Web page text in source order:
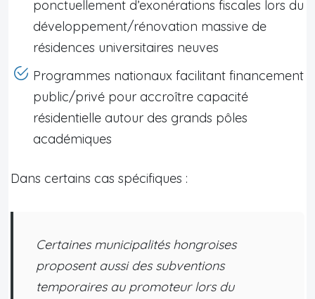
ponctuellement d’exonérations fiscales lors du
développement/rénovation massive de
résidences universitaires neuves
Programmes nationaux facilitant financement
public/privé pour accroître capacité
résidentielle autour des grands pôles
académiques
Dans certains cas spécifiques :
Certaines municipalités hongroises
proposent aussi des subventions
temporaires au promoteur lors du